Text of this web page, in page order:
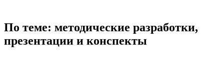
По теме: методические разработки,
презентации и конспекты